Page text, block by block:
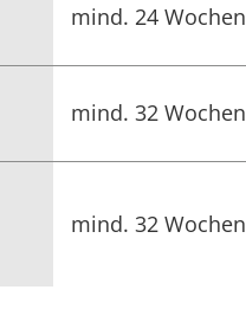
mind. 24 Wochen
mind. 32 Wochen
mind. 32 Wochen